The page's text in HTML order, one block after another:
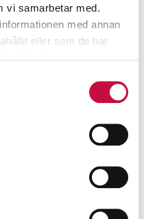
vi samarbetar med.
med annan
eller som de har